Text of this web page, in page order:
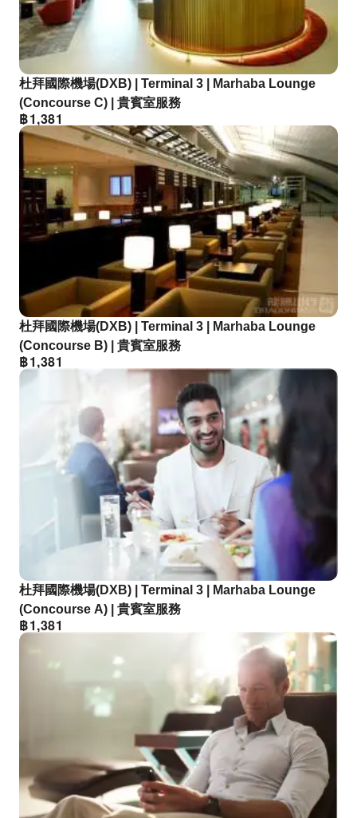
杜拜國際機場(DXB) | Terminal 3 | Marhaba Lounge
(Concourse C) | 貴賓室服務
฿1,381
杜拜國際機場(DXB) | Terminal 3 | Marhaba Lounge
(Concourse B) | 貴賓室服務
฿1,381
杜拜國際機場(DXB) | Terminal 3 | Marhaba Lounge
(Concourse A) | 貴賓室服務
฿1,381